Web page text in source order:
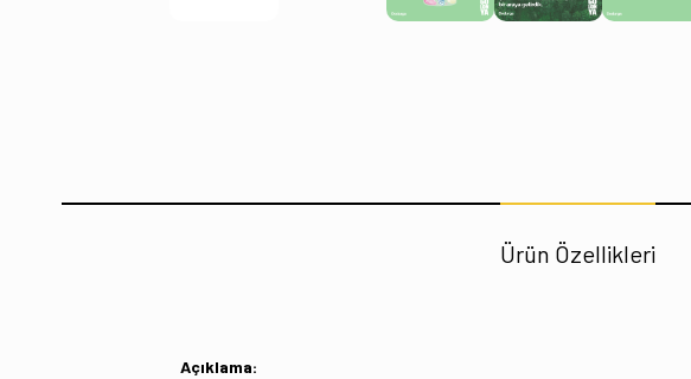
Ürün Özellikleri
Açıklama: